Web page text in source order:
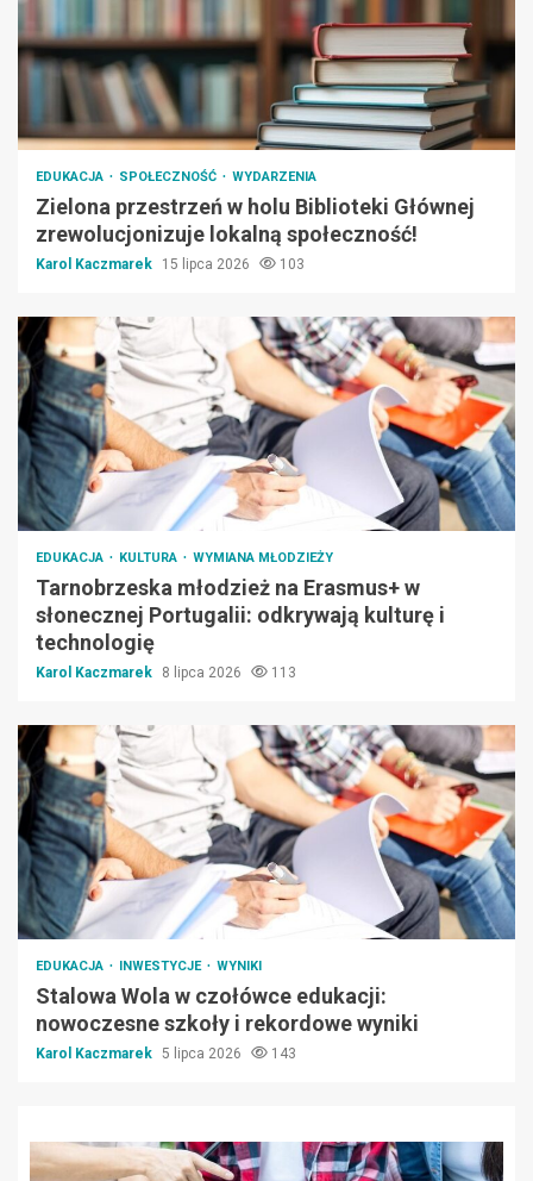
EDUKACJA SPOŁECZNOŚĆ WYDARZENIA
Zielona przestrzeń w holu Biblioteki Głównej
zrewolucjonizuje lokalną społeczność!
Karol Kaczmarek 15 lipca 2026 103
EDUKACJA KULTURA WYMIANA MŁODZIEŻY
Tarnobrzeska młodzież na Erasmus+ w
słonecznej Portugalii: odkrywają kulturę i
technologię
Karol Kaczmarek 8 lipca 2026 113
EDUKACJA INWESTYCJE WYNIKI
Stalowa Wola w czołówce edukacji:
nowoczesne szkoły i rekordowe wyniki
Karol Kaczmarek 5 lipca 2026 143